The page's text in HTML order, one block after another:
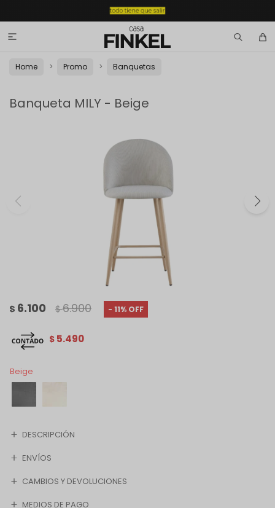

Home Promo Banquetas
Banqueta MILY - Beige
$ 6.100 $ 6.900 11
$ 5.490
Beige
DESCRIPCIÓN
ENVÍOS
CAMBIOS Y DEVOLUCIONES
MEDIOS DE PAGO